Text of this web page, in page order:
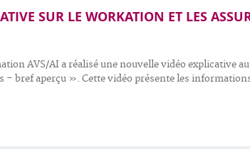
SUR LE WORKATION ET LES
AVS/AI a réalisé une nouvelle vidéo explicative
– bref aperçu ». Cette vidéo présente les